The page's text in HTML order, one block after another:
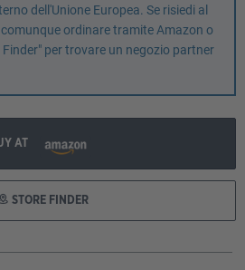
dell'Unione Europea. Se risiedi al
ordinare tramite Amazon o
per trovare un negozio partner
AT
STORE FINDER